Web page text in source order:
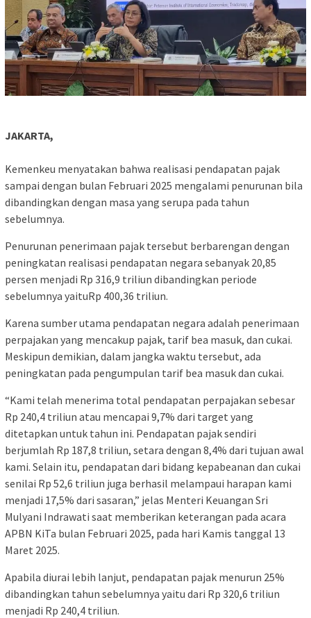
JAKARTA,
Kemenkeu menyatakan bahwa realisasi pendapatan pajak
sampai dengan bulan Februari 2025 mengalami penurunan bila
dibandingkan dengan masa yang serupa pada tahun
sebelumnya.
Penurunan penerimaan pajak tersebut berbarengan dengan
peningkatan realisasi pendapatan negara sebanyak 20,85
persen menjadi Rp 316,9 triliun dibandingkan periode
sebelumnya yaituRp 400,36 triliun.
Karena sumber utama pendapatan negara adalah penerimaan
perpajakan yang mencakup pajak, tarif bea masuk, dan cukai.
Meskipun demikian, dalam jangka waktu tersebut, ada
peningkatan pada pengumpulan tarif bea masuk dan cukai.
“Kami telah menerima total pendapatan perpajakan sebesar
Rp 240,4 triliun atau mencapai 9,7% dari target yang
ditetapkan untuk tahun ini. Pendapatan pajak sendiri
berjumlah Rp 187,8 triliun, setara dengan 8,4% dari tujuan awal
kami. Selain itu, pendapatan dari bidang kepabeanan dan cukai
senilai Rp 52,6 triliun juga berhasil melampaui harapan kami
menjadi 17,5% dari sasaran,” jelas Menteri Keuangan Sri
Mulyani Indrawati saat memberikan keterangan pada acara
APBN KiTa bulan Februari 2025, pada hari Kamis tanggal 13
Maret 2025.
Apabila diurai lebih lanjut, pendapatan pajak menurun 25%
dibandingkan tahun sebelumnya yaitu dari Rp 320,6 triliun
menjadi Rp 240,4 triliun.